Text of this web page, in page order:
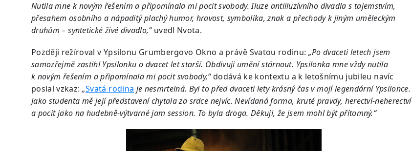
Nutila mne k novým řešením a připomínala mi pocit svobody. Iluze antiiluzívního divadla s tajemstvím,
přesahem osobního a nápaditý plachý humor, hravost, symbolika, znak a přechody k jiným uměleckým
druhům – syntetické živé divadlo,“uvedl Nvota.
Později režíroval v Ypsilonu Grumbergovo Okno a právě Svatou rodinu: „Po dvaceti letech jsem
samozřejmě zastihl Ypsilonku o dvacet let starší. Obdivuji umění stárnout. Ypsilonka mne vždy nutila
k novým řešením a připomínala mi pocit svobody,“dodává ke kontextu a k letošnímu jubileu navíc
poslal vzkaz: „Svatá rodina je nesmrtelná. Byl to před dvaceti lety krásný čas v mojí legendární Ypsilonce.
Jako studenta mě její představení chytala za srdce nejvíc. Nevídaná forma, kruté pravdy, herectví-neherectví
a pocit jako na hudebně-výtvarné jam session. To byla droga. Děkuji, že jsem mohl být přítomný.“